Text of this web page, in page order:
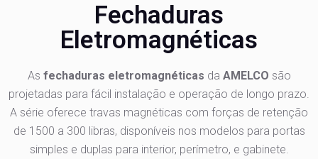
Fechaduras
Eletromagnéticas
As fechaduras eletromagnéticas da AMELCO são
projetadas para fácil instalação e operação de longo prazo.
A série oferece travas magnéticas com forças de retenção
de 1500 a 300 libras, disponíveis nos modelos para portas
simples e duplas para interior, perímetro, e gabinete.